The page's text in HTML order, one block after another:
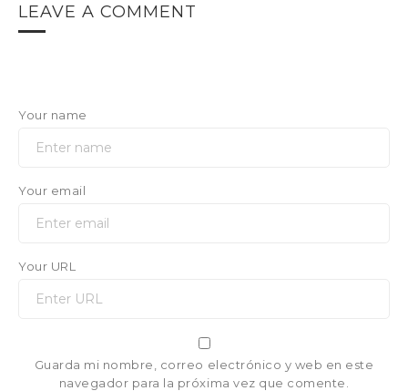
LEAVE A COMMENT
Your name
Your email
Your URL
Guarda mi nombre, correo electrónico y web en este
navegador para la próxima vez que comente.